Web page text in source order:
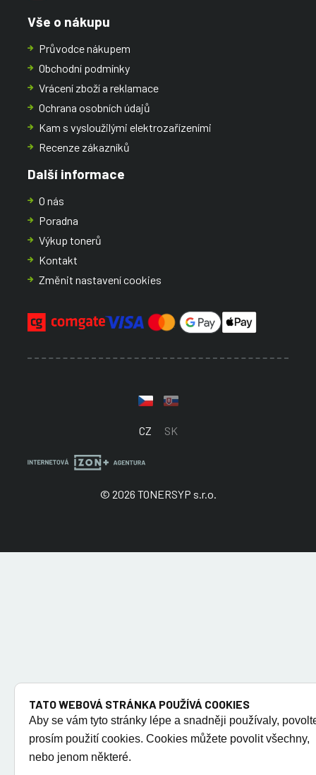
Vše o nákupu
Průvodce nákupem
Obchodní podmínky
Vrácení zboží a reklamace
Ochrana osobních údajů
Kam s vysloužilými elektrozařízeními
Recenze zákazníků
Další informace
O nás
Poradna
Výkup tonerů
Kontakt
Změnit nastavení cookies
CZ SK
© 2026 TONERSYP s.r.o.
TATO WEBOVÁ STRÁNKA POUŽÍVÁ COOKIES
Aby se vám tyto stránky lépe a snadněji používaly,
prosím použití cookies. Cookies můžete povolit všechny,
nebo jenom některé.